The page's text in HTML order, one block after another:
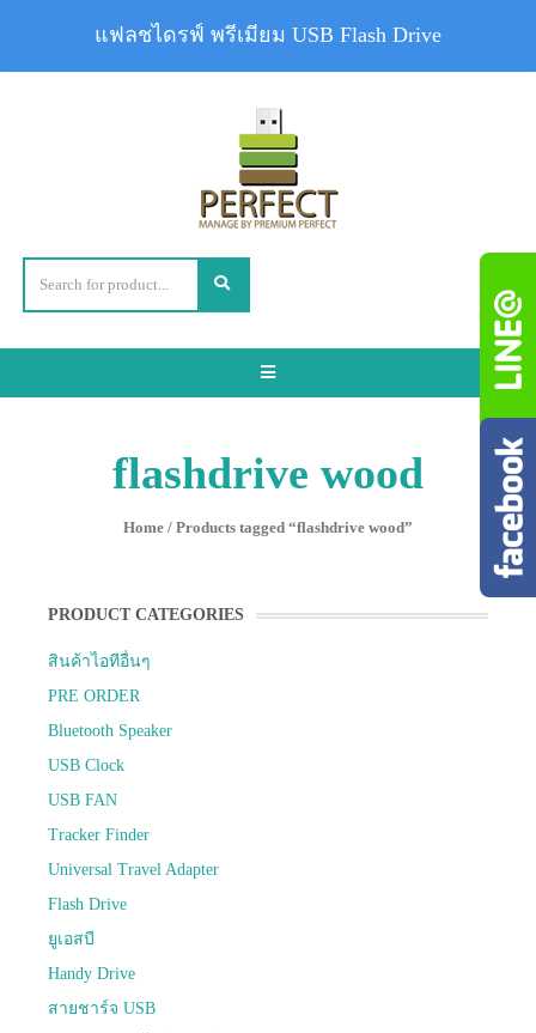
Toggle
flashdrive wood
Home / Products tagged “flashdrive wood”
PRODUCT CATEGORIES
สินค้าไอทีอื่นๆ
PRE ORDER
Bluetooth Speaker
USB Clock
USB FAN
Tracker Finder
Universal Travel Adapter
Flash Drive
ยูเอสบี
Handy Drive
สายชาร์จ USB
แฟลชไดรฟ์ พรีเมียม USB Flash Drive